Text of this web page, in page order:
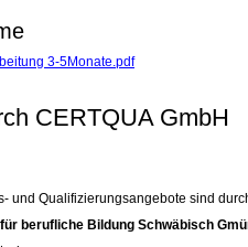
3-5Monate.pdf
CERTQUA GmbH
und Qualifizierungsangebote sind
berufliche Bildung Schwäbisch